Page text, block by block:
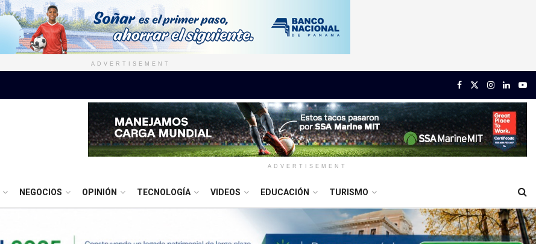
ADVERTISEMENT
ADVERTISEMENT
NEGOCIOS OPINIÓN TECNOLOGÍA VIDEOS EDUCACIÓN TURISMO